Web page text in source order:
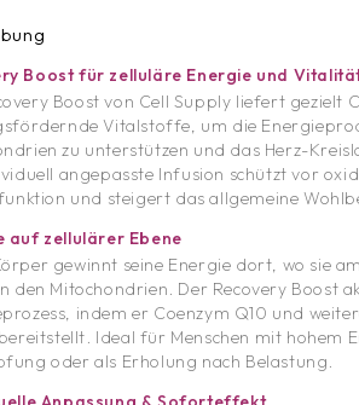
Boost für zelluläre Energie und
Boost von Cell Supply liefert gezielt
Vitalstoffe, um die
zu unterstützen und das Herz-
angepasste Infusion schützt vor
und steigert das allgemeine
auf zellulärer Ebene
gewinnt seine Energie dort, wo sie
den Mitochondrien. Der Recovery Boost
indem er Coenzym Q10 und
Ideal für Menschen mit hohem
oder als Erholung nach Belastung.